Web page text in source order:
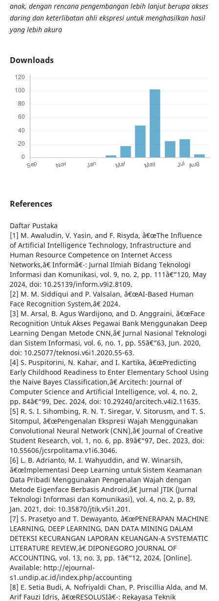
anak, dengan rencana pengembangan lebih lanjut berupa akses
daring dan keterlibatan ahli ekspresi untuk menghasilkan hasil
yang lebih akura
Downloads
References
Daftar Pustaka
[1] M. Awaludin, V. Yasin, and F. Risyda, â€œThe Influence
of Artificial Intelligence Technology, Infrastructure and
Human Resource Competence on Internet Access
Networks,â€ Informâ€¯: Jurnal Ilmiah Bidang Teknologi
Informasi dan Komunikasi, vol. 9, no. 2, pp. 111â€“120, May
2024, doi: 10.25139/inform.v9i2.8109.
[2] M. M. Siddiqui and P. Valsalan, â€œAI-Based Human
Face Recognition System,â€ 2024.
[3] M. Arsal, B. Agus Wardijono, and D. Anggraini, â€œFace
Recognition Untuk Akses Pegawai Bank Menggunakan Deep
Learning Dengan Metode CNN,â€ Jurnal Nasional Teknologi
dan Sistem Informasi, vol. 6, no. 1, pp. 55â€“63, Jun. 2020,
doi: 10.25077/teknosi.v6i1.2020.55-63.
[4] S. Puspitorini, N. Kahar, and I. Kartika, â€œPredicting
Early Childhood Readiness to Enter Elementary School Using
the Naive Bayes Classification,â€ Arcitech: Journal of
Computer Science and Artificial Intelligence, vol. 4, no. 2,
pp. 84â€“99, Dec. 2024, doi: 10.29240/arcitech.v4i2.11635.
[5] R. S. I. Sihombing, R. N. T. Siregar, V. Sitorusm, and T. S.
Sitompul, â€œPengenalan Ekspresi Wajah Menggunakan
Convolutional Neural Network (CNN),â€ Journal of Creative
Student Research, vol. 1, no. 6, pp. 89â€“97, Dec. 2023, doi:
10.55606/jcsrpolitama.v1i6.3046.
[6] L. B. Adrianto, M. I. Wahyuddin, and W. Winarsih,
â€œImplementasi Deep Learning untuk Sistem Keamanan
Data Pribadi Menggunakan Pengenalan Wajah dengan
Metode Eigenface Berbasis Android,â€ Jurnal JTIK (Jurnal
Teknologi Informasi dan Komunikasi), vol. 4, no. 2, p. 89,
Jan. 2021, doi: 10.35870/jtik.v5i1.201.
[7] S. Prasetyo and T. Dewayanto, â€œPENERAPAN MACHINE
LEARNING, DEEP LEARNING, DAN DATA MINING DALAM
DETEKSI KECURANGAN LAPORAN KEUANGAN-A SYSTEMATIC
LITERATURE REVIEW,â€ DIPONEGORO JOURNAL OF
ACCOUNTING, vol. 13, no. 3, pp. 1â€“12, 2024, [Online].
Available: http://ejournal-
s1.undip.ac.id/index.php/accounting
[8] E. Setia Budi, A. Nofriyaldi Chan, P. Priscillia Alda, and M.
Arif Fauzi Idris, â€œRESOLUSIâ€¯: Rekayasa Teknik